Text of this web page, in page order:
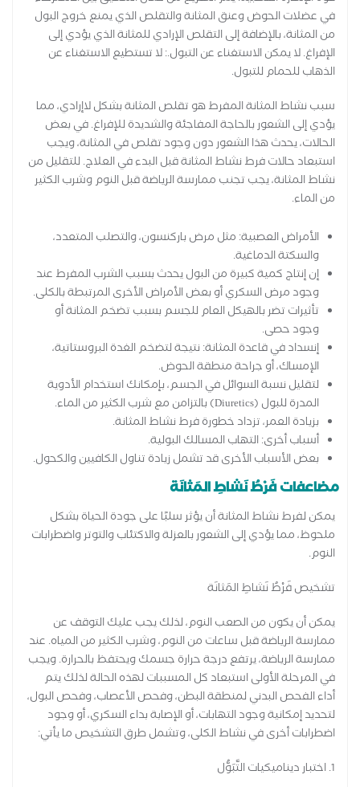
في عضلات الحوض وعنق المثانة والتقلص الذي يمنع خروج البول
من المثانة، بالإضافة إلى التقلص الإرادي للمثانة الذي يؤدي إلى
الإفراغ. لا يمكن الاستغناء عن التبول.: لا تستطيع الاستغناء عن
الذهاب للحمام للتبول.
سبب نشاط المثانة المفرط هو تقلص المثانة بشكل لاإرادي، مما
يؤدي إلى الشعور بالحاجة المفاجئة والشديدة للإفراغ. في بعض
الحالات، يحدث هذا الشعور دون وجود تقلص في المثانة، ويجب
استبعاد حالات فرط نشاط المثانة قبل البدء في العلاج. للتقليل من
نشاط المثانة، يجب تجنب ممارسة الرياضة قبل النوم وشرب الكثير
من الماء.
الأمراض العصبية: مثل مرض باركنسون، والتصلب المتعدد،
والسكتة الدماغية.
إن إنتاج كمية كبيرة من البول يحدث بسبب الشرب المفرط عند
وجود مرض السكري أو بعض الأمراض الأخرى المرتبطة بالكلى.
تأثيرات تضر بالهيكل العام للجسم بسبب تضخم المثانة أو
وجود حصى.
إنسداد في قاعدة المثانة: نتيجة لتضخم الغدة البروستاتية،
الإمساك، أو جراحة منطقة الحوض.
لتقليل نسبة السوائل في الجسم، بإمكانك استخدام الأدوية
المدرة للبول (Diuretics) بالتزامن مع شرب الكثير من الماء.
بزيادة العمر، تزداد خطورة فرط نشاط المثانة.
أسباب أخرى: التهاب المسالك البولية.
بعض الأسباب الأخرى قد تشمل زيادة تناول الكافيين والكحول.
مضاعفات فَرْطُ نَشاطِ المَثانَة
يمكن لفرط نشاط المثانة أن يؤثر سلبًا على جودة الحياة بشكل
ملحوظ، مما يؤدي إلى الشعور بالعزلة والاكتئاب والتوتر واضطرابات
النوم.
تشخيص فَرْطُ نَشاطِ المَثانَة
يمكن أن يكون من الصعب النوم، لذلك يجب عليك التوقف عن
ممارسة الرياضة قبل ساعات من النوم، وشرب الكثير من المياه. عند
ممارسة الرياضة، يرتفع درجة حرارة جسمك ويحتفظ بالحرارة. ويجب
في المرحلة الأولى استبعاد كل المسببات لهذه الحالة لذلك يتم
أداء الفحص البدني لمنطقة البطن، وفحص الأعصاب، وفحص البول،
لتحديد إمكانية وجود التهابات، أو الإصابة بداء السكري، أو وجود
اضطرابات أخرى في نشاط الكلى، وتشمل طرق التشخيص ما يأتي:
1. اختبار ديناميكيات التَّبَوُّل